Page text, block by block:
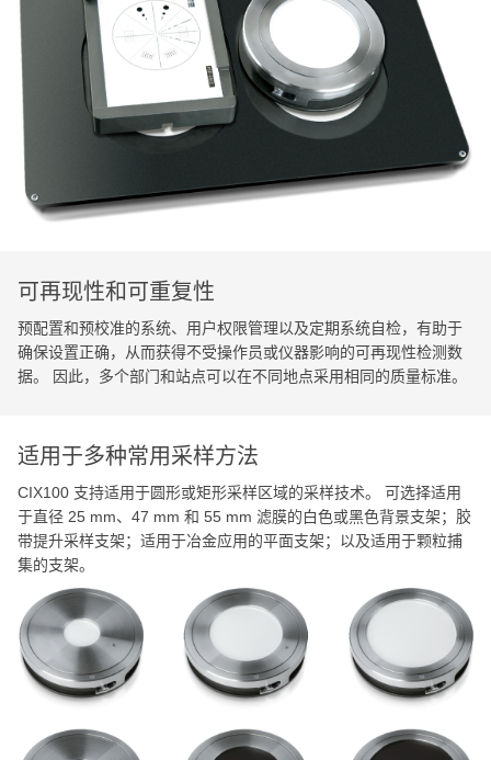
可再现性和可重复性
预配置和预校准的系统、用户权限管理以及定期系统自检，有助于
确保设置正确，从而获得不受操作员或仪器影响的可再现性检测数
据。 因此，多个部门和站点可以在不同地点采用相同的质量标准。
适用于多种常用采样方法
CIX100 支持适用于圆形或矩形采样区域的采样技术。 可选择适用
于直径 25 mm、47 mm 和 55 mm 滤膜的白色或黑色背景支架；胶
带提升采样支架；适用于冶金应用的平面支架；以及适用于颗粒捕
集的支架。